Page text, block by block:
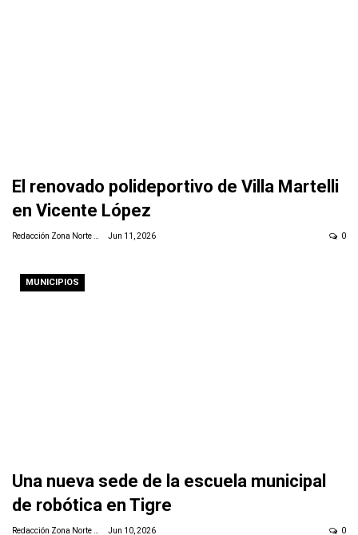
El renovado polideportivo de Villa Martelli
en Vicente López
Jun 11, 2026 0
MUNICIPIOS
Una nueva sede de la escuela municipal
de robótica en Tigre
Redacción Zona Norte Daily Jun 10, 2026 0